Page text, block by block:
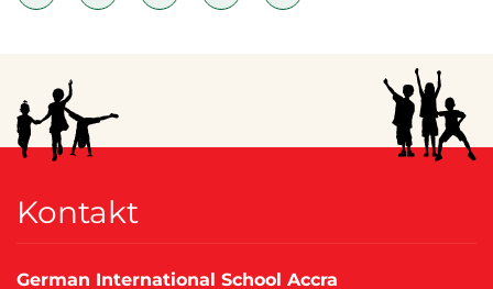
Kontakt
German International School Accra